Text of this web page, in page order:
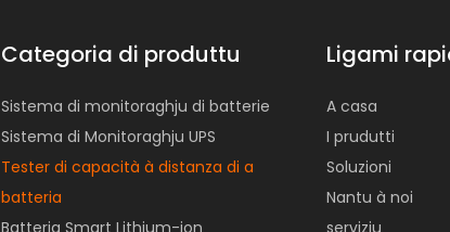
Categoria di produttu
Sistema di monitoraghju di batterie
Sistema di Monitoraghju UPS
Tester di capacità à distanza di a
batteria
Batteria Smart Lithium-ion
Ligami
A casa
I prudutti
Soluzioni
Nantu à noi
serviziu